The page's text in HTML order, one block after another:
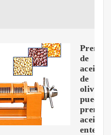
Prensa
de
aceite
de
oliva,
puede
prensar
enteras